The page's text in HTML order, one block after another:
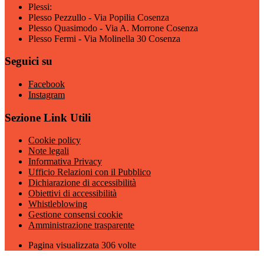
Plessi:
Plesso Pezzullo - Via Popilia Cosenza
Plesso Quasimodo - Via A. Morrone Cosenza
Plesso Fermi - Via Molinella 30 Cosenza
Seguici su
Facebook
Instagram
Sezione Link Utili
Cookie policy
Note legali
Informativa Privacy
Ufficio Relazioni con il Pubblico
Dichiarazione di accessibilità
Obiettivi di accessibilità
Whistleblowing
Gestione consensi cookie
Amministrazione trasparente
Pagina visualizzata 306 volte